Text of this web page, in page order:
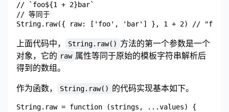
// `foo${1 + 2}bar`
// 等同于
上面代码中， String.raw() 方法的第一个参数是一个
对象，它的 raw 属性等同于原始的模板字符串解析后
得到的数组。
作为函数，
String.raw() 的代码实现基本如下。
String.raw = function (strings, ...values) {